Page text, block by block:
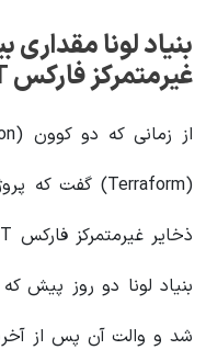
بنیاد لونا
غیرمتمرکز فارکس UST خریداری می کند